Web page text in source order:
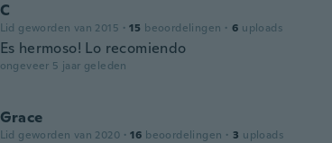
C
Lid geworden van 2015 · 15 beoordelingen · 6 uploads
Es hermoso! Lo recomiendo
ongeveer 5 jaar geleden
Grace
Lid geworden van 2020 · 16 beoordelingen · 3 uploads